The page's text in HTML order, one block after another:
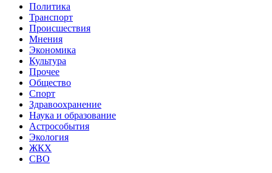
Политика
Транспорт
Происшествия
Мнения
Экономика
Культура
Прочее
Общество
Спорт
Здравоохранение
Наука и образование
Астрособытия
Экология
ЖКХ
СВО